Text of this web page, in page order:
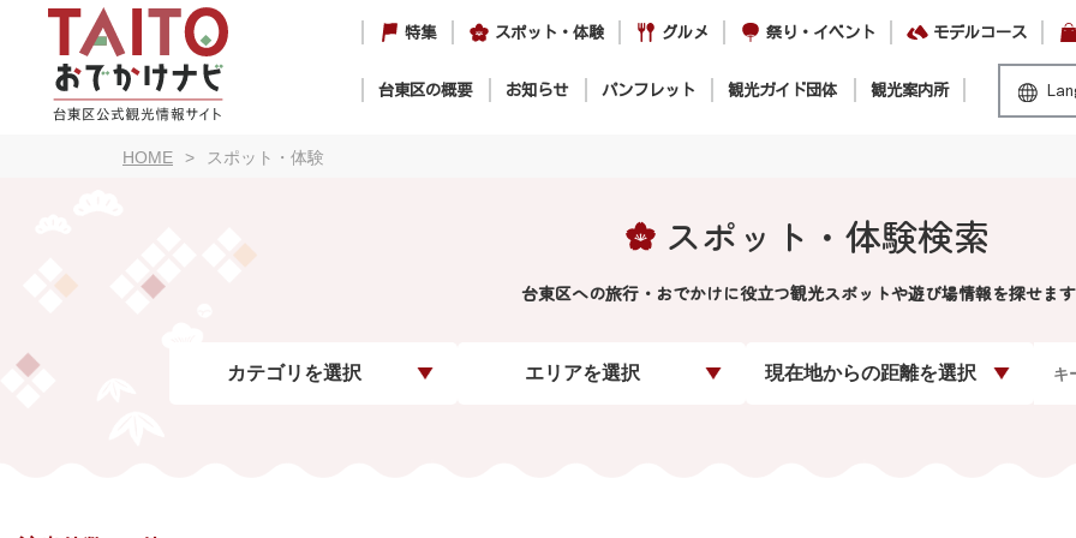
特集 スポット・体験 グルメ 祭り・イベント モデルコース
台東区の概要 お知らせ パンフレット 観光ガイド団体 観光案内所
HOME スポット・体験
スポット・体験検索
台東区への旅行・おでかけに役立つ観光スポットや遊び場情報を探せま
カテゴリを選択 エリアを選択 現在地からの距離を選択